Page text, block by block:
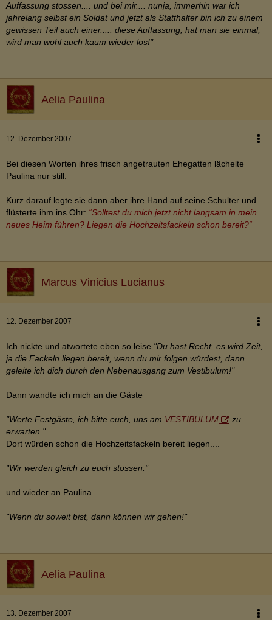
Auffassung stossen.... und bei mir.... nunja, immerhin war ich
jahrelang selbst ein Soldat und jetzt als Statthalter bin ich zu einem
gewissen Teil auch einer..... diese Auffassung, hat man sie einmal,
wird man wohl auch kaum wieder los!"
Aelia Paulina
12. Dezember 2007
Bei diesen Worten ihres frisch angetrauten Ehegatten lächelte
Paulina nur still.
Kurz darauf legte sie dann aber ihre Hand auf seine Schulter und
flüsterte ihm ins Ohr: “Solltest du mich jetzt nicht langsam in mein
neues Heim führen? Liegen die Hochzeitsfackeln schon bereit?“
Marcus Vinicius Lucianus
12. Dezember 2007
Ich nickte und atwortete eben so leise "Du hast Recht, es wird Zeit,
ja die Fackeln liegen bereit, wenn du mir folgen würdest, dann
geleite ich dich durch den Nebenausgang zum Vestibulum!"
Dann wandte ich mich an die Gäste
"Werte Festgäste, ich bitte euch, uns am VESTIBULUM
zu
erwarten."
Dort würden schon die Hochzeitsfackeln bereit liegen....
"Wir werden gleich zu euch stossen."
und wieder an Paulina
"Wenn du soweit bist, dann können wir gehen!"
Aelia Paulina
13. Dezember 2007